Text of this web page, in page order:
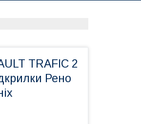
TRAFIC 2
Рено